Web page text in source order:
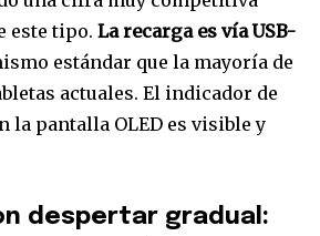
este tipo. La recarga es vía USB-
estándar que la mayoría de
actuales. El indicador de
la pantalla OLED es visible y
despertar gradual: